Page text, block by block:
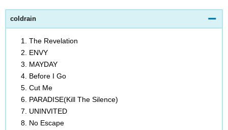
coldrain
The Revelation
ENVY
MAYDAY
Before I Go
Cut Me
PARADISE(Kill The Silence)
UNINVITED
No Escape